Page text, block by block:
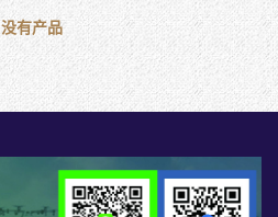
没有产品